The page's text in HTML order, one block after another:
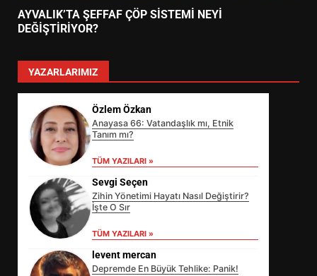
AYVALIK’TA ŞEFFAF ÇÖP SİSTEMİ NEYİ
DEĞİŞTİRİYOR?
YAZARLARIMIZ
Özlem Özkan
Anayasa 66: Vatandaşlık mı, Etnik
Tanım mı?
TÜM YAZILARI »
Sevgi Seçen
Zihin Yönetimi Hayatı Nasıl Değiştirir?
İşte O Sır
TÜM YAZILARI »
levent mercan
Depremde En Büyük Tehlike: Panik!
EİB’DE KRİTİK ATAMA:
DEĞİŞECEK?